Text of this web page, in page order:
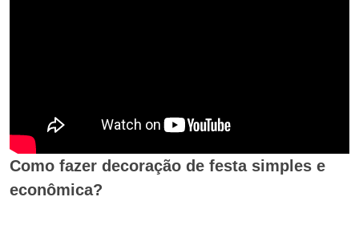
Como fazer decoração de festa simples e
econômica?